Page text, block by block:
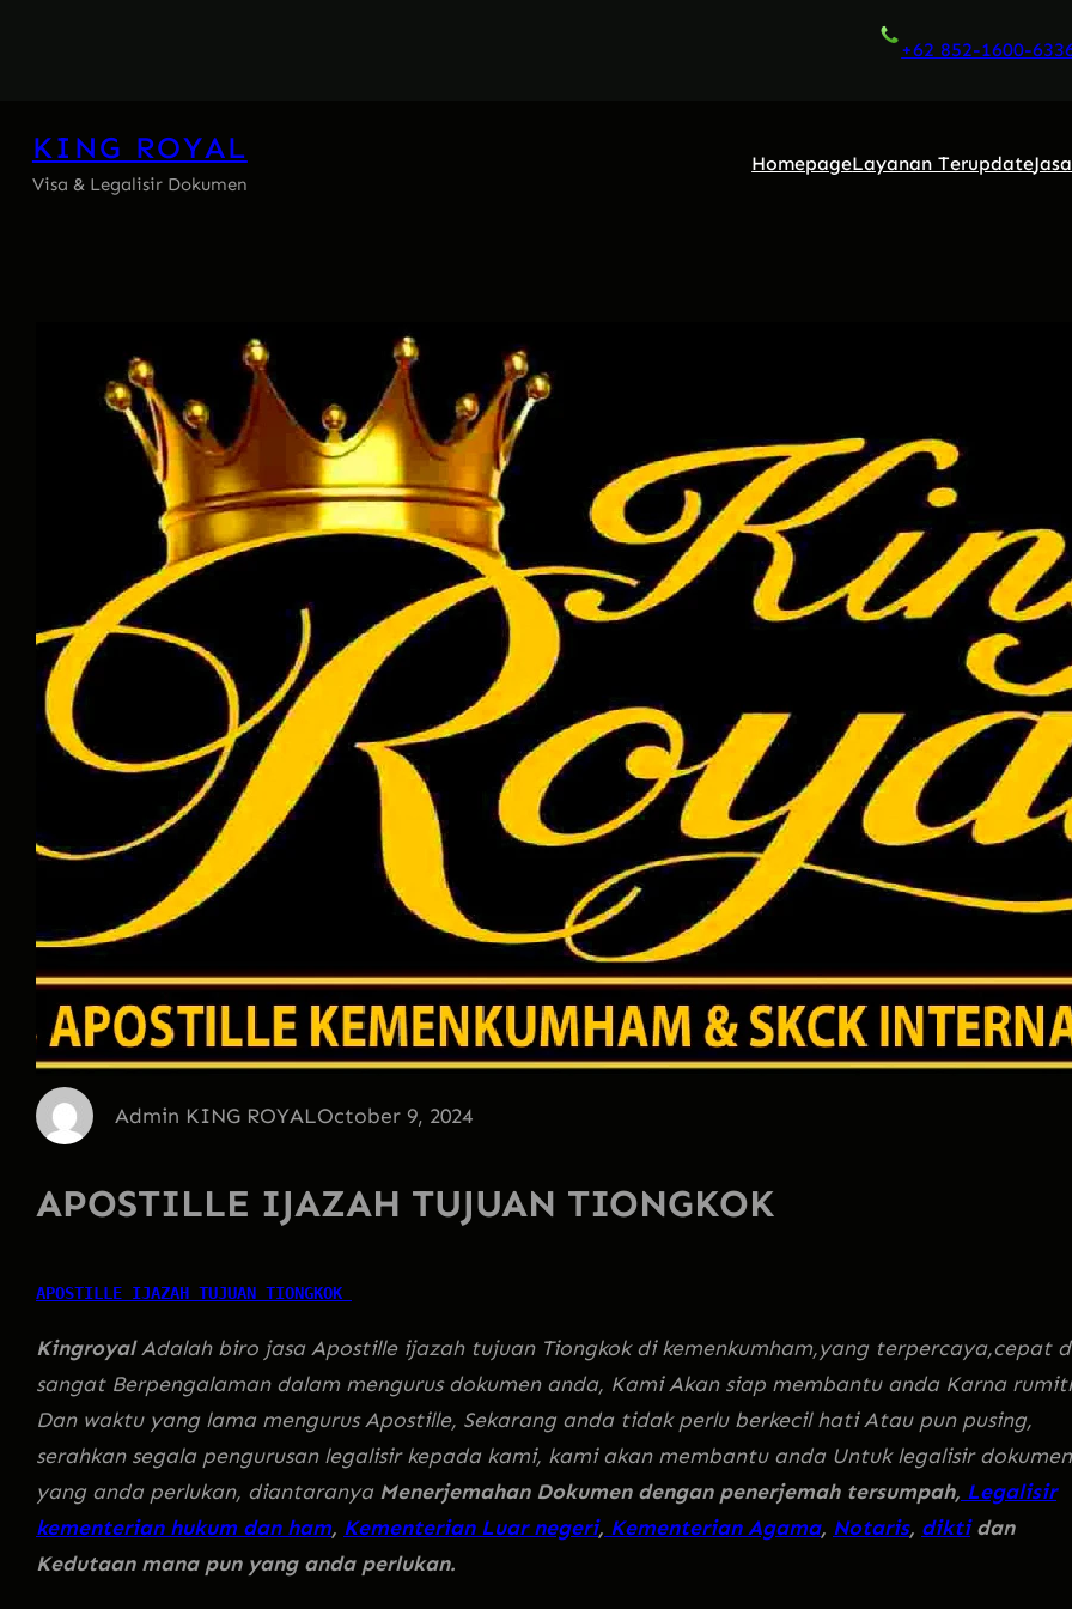
+62 852-1600-
KING ROYAL
Visa & Legalisir Dokumen
HomepageLayanan Terupdate
Admin KING ROYALOctober 9, 2024
APOSTILLE IJAZAH TUJUAN TIONGKOK
APOSTILLE IJAZAH TUJUAN TIONGKOK
KingroyalAdalah biro jasa Apostille ijazah tujuan Tiongkok di kemenkumham,yang terpercaya,cepat
sangat Berpengalaman dalam mengurus dokumen anda, Kami Akan siap membantu anda Karna
Dan waktu yang lama mengurus Apostille, Sekarang anda tidak perlu berkecil hati Atau pun pusing,
serahkan segala pengurusan legalisir kepada kami, kami akan membantu anda Untuk legalisir dokumen
yang anda perlukan, diantaranya Menerjemahan Dokumen dengan penerjemah tersumpah, Legalisir
kementerian hukum dan ham, Kementerian Luar negeri, Kementerian Agama, Notaris, diktidan
Kedutaan mana pun yang anda perlukan.